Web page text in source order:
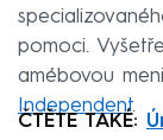
pomoci.
amébovou
Independent.
ČTĚTE TAKÉ: